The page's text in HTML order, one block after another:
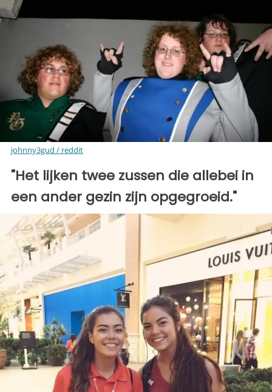
johnny3gud / reddit
"Het lijken twee zussen die allebei in
een ander gezin zijn opgegroeid."